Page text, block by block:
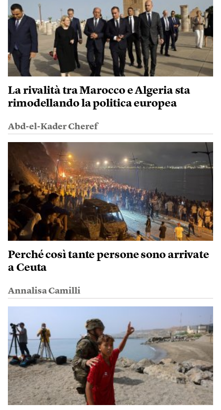
La rivalità tra Marocco e Algeria sta
rimodellando la politica europea
Abd-el-Kader Cheref
Perché così tante persone sono arrivate
a Ceuta
Annalisa Camilli